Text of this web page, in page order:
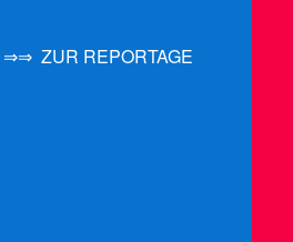
⇒⇒ ZUR REPORTAGE